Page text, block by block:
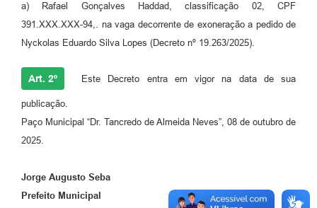
a) Rafael Gonçalves Haddad, classificação 02, CPF
391.XXX.XXX-94,. na vaga decorrente de exoneração a pedido de
Nyckolas Eduardo Silva Lopes (Decreto nº 19.263/2025).
Art. 2º Este Decreto entra em vigor na data de sua
publicação.
Paço Municipal “Dr. Tancredo de Almeida Neves”, 08 de outubro de
2025.
Jorge Augusto Seba
Prefeito Municipal